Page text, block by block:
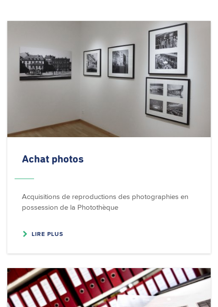
Achat photos
Acquisitions de reproductions des photographies en
possession de la Photothèque
LIRE PLUS